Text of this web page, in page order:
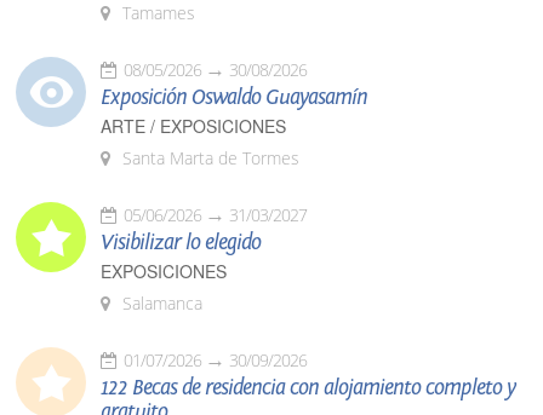
Tamames
08/05/2026 30/08/2026
Exposición Oswaldo Guayasamín
ARTE / EXPOSICIONES
Santa Marta de Tormes
05/06/2026 31/03/2027
Visibilizar lo elegido
EXPOSICIONES
Salamanca
01/07/2026 30/09/2026
122 Becas de residencia con alojamiento completo y